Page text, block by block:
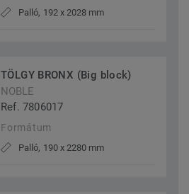
Palló, 192 x 2028 mm
TÖLGY BRONX (Big block)
NOBLE
Ref. 7806017
Formátum
Palló, 190 x 2280 mm